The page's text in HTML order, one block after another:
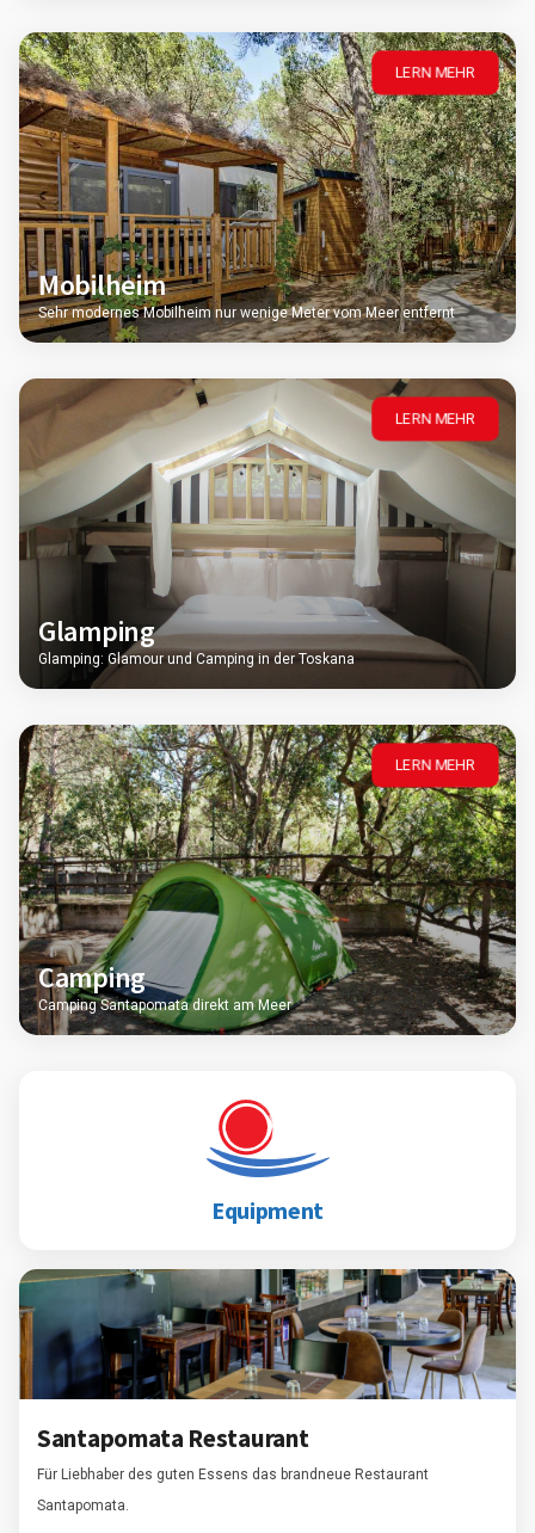
LERN MEHR
Mobilheim
Sehr modernes Mobilheim nur wenige Meter vom Meer entfernt
LERN MEHR
Glamping
Glamping: Glamour und Camping in der Toskana
LERN MEHR
Camping
Camping Santapomata direkt am Meer
Equipment
Santapomata Restaurant
Für Liebhaber des guten Essens das brandneue Restaurant
Santapomata.